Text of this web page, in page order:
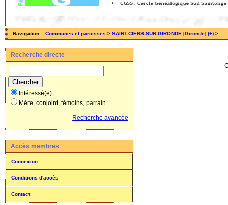
Navigation :: Communes et paroisses > SAINT-CIERS-SUR-GIRONDE [Gironde] (+) > ...
Recherche directe
Intéressé(e)
Mère, conjoint, témoins, parrain...
Recherche avancée
Accès membres
Connexion
Conditions d'accès
Contact